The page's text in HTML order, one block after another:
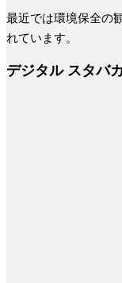
最近では環境保全の
れています。
デジタル スタバ